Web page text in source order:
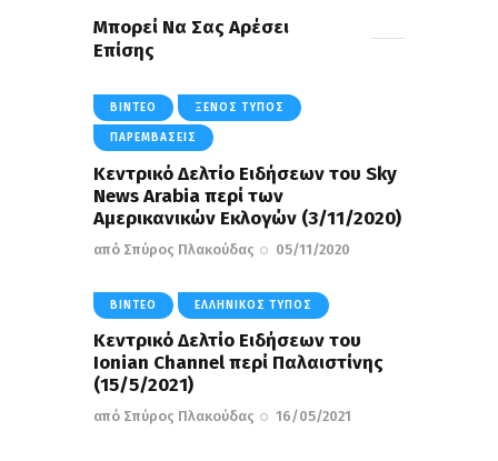
Μπορεί Να Σας Αρέσει
Επίσης
ΒΊΝΤΕΟ ΞΈΝΟΣ ΤΎΠΟΣ
ΠΑΡΕΜΒΆΣΕΙΣ
Κεντρικό Δελτίο Ειδήσεων του Sky
News Arabia περί των
Αμερικανικών Εκλογών (3/11/2020)
από Σπύρος Πλακούδας 05/11/2020
ΒΊΝΤΕΟ ΕΛΛΗΝΙΚΌΣ ΤΎΠΟΣ
Κεντρικό Δελτίο Ειδήσεων του
Ionian Channel περί Παλαιστίνης
(15/5/2021)
από Σπύρος Πλακούδας 16/05/2021